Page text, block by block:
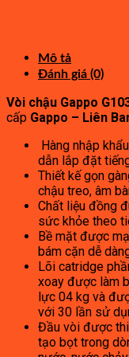
Mô tả
Đánh giá (0)
Vòi chậu Gappo
cấp Gappo – Liên
Hàng nhập
dẫn lắp đặt
Thiết kế gọn
chậu treo, âm
Chất liệu đồng
sức khỏe theo
Bề mặt được
bám cặn dễ
Lõi catridge
xoay được làm
lực 04 kg và
với 30 lần sử
Đầu vòi được
tạo bọt trong